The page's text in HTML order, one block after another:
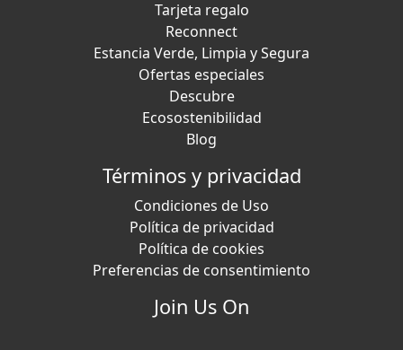
Tarjeta regalo
Reconnect
Estancia Verde, Limpia y Segura
Ofertas especiales
Descubre
Ecosostenibilidad
Blog
Términos y privacidad
Condiciones de Uso
Política de privacidad
Política de cookies
Preferencias de consentimiento
Join Us On